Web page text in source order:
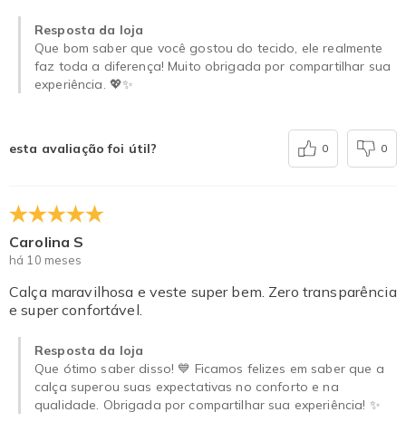
Resposta da loja
Que bom saber que você gostou do tecido, ele realmente
faz toda a diferença! Muito obrigada por compartilhar sua
experiência. 💖✨
esta avaliação foi útil? 0 0
Carolina S
há 10 meses
Calça maravilhosa e veste super bem. Zero transparência
e super confortável.
Resposta da loja
Que ótimo saber disso! 💙 Ficamos felizes em saber que a
calça superou suas expectativas no conforto e na
qualidade. Obrigada por compartilhar sua experiência! ✨